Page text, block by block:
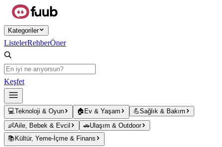
Ana içeriğe atla
Kategoriler
ListelerRehberÖner
Keşfet
💻Teknoloji & Oyun 🏠 Ev & Yaşam 💪Sağlık & Bakım
👶Aile, Bebek & Evcil 🚗Ulaşım & Outdoor
📚 Kültür, Yeme-İçme & Finans